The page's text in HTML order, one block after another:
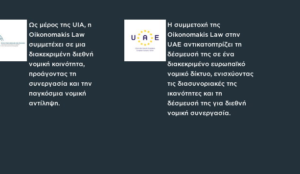
Ως μέρος της UIA, η
Oikonomakis Law
συμμετέχει σε μια
διακεκριμένη διεθνή
νομική κοινότητα,
προάγοντας τη
συνεργασία και την
παγκόσμια νομική
αντίληψη.
Η συμμετοχή της
Oikonomakis Law στην
UAE αντικατοπτρίζει τη
δέσμευσή της σε ένα
διακεκριμένο ευρωπαϊκό
νομικό δίκτυο, ενισχύοντας
τις διασυνοριακές της
ικανότητες και τη
δέσμευσή της για διεθνή
νομική συνεργασία.